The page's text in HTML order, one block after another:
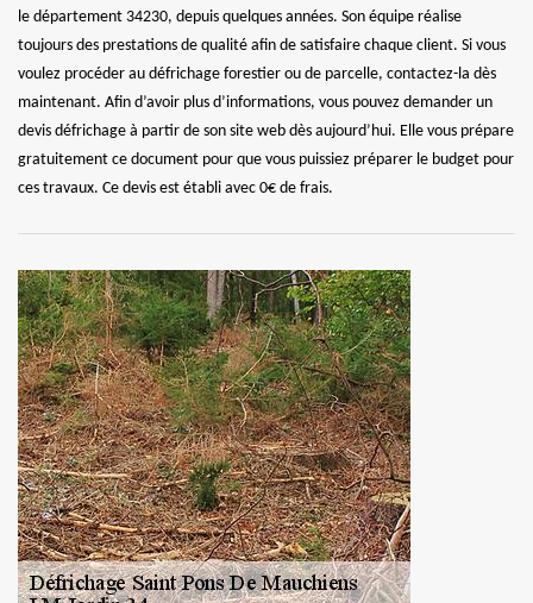
le département 34230, depuis quelques années. Son équipe réalise
toujours des prestations de qualité afin de satisfaire chaque client. Si vous
voulez procéder au défrichage forestier ou de parcelle, contactez-la dès
maintenant. Afin d’avoir plus d’informations, vous pouvez demander un
devis défrichage à partir de son site web dès aujourd’hui. Elle vous prépare
gratuitement ce document pour que vous puissiez préparer le budget pour
ces travaux. Ce devis est établi avec 0€ de frais.